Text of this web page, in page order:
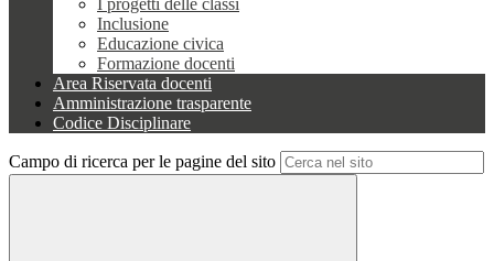
I progetti delle classi
Inclusione
Educazione civica
Formazione docenti
Area Riservata docenti
Amministrazione trasparente
Codice Disciplinare
Campo di ricerca per le pagine del sito